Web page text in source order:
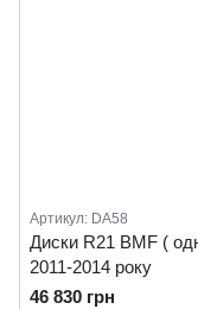
Артикул: DA58
Диски R21 BMF (
2011-2014 року
46 830 грн